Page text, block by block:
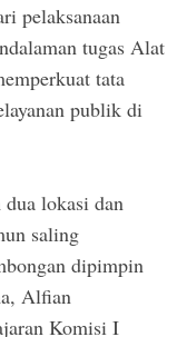
pelaksanaan
tugas Alat
tata
publik di
lokasi dan
saling
dipimpin
Alfian
Komisi I